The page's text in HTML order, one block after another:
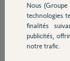
Sécurité
Domotique
Radiateur
Radiateur
Nous souhaitons
distance via un
Nous
technologies
finalités
publicités,
notre trafic.